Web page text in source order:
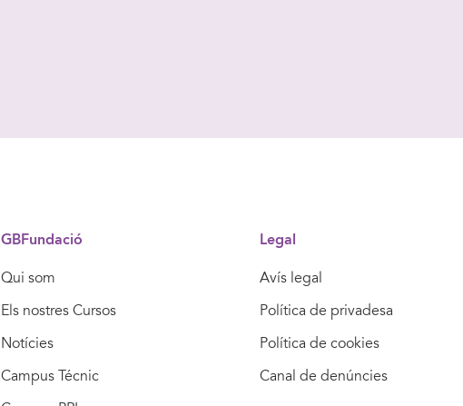
GBFundació
Qui som
Els nostres Cursos
Notícies
Campus Técnic
Legal
Avís legal
Política de privadesa
Política de cookies
Canal de denúncies